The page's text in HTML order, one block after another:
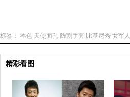
标签： 本色 天使面孔 防割手套 比基尼秀 女军人
精彩看图